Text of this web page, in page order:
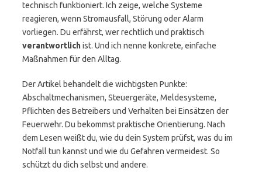
technisch funktioniert. Ich zeige, welche Systeme
reagieren, wenn Stromausfall, Störung oder Alarm
vorliegen. Du erfährst, wer rechtlich und praktisch
verantwortlichist. Und ich nenne konkrete, einfache
Maßnahmen für den Alltag.
Der Artikel behandelt die wichtigsten Punkte:
Abschaltmechanismen, Steuergeräte, Meldesysteme,
Pflichten des Betreibers und Verhalten bei Einsätzen der
Feuerwehr. Du bekommst praktische Orientierung. Nach
dem Lesen weißt du, wie du dein System prüfst, was du im
Notfall tun kannst und wie du Gefahren vermeidest. So
schützt du dich selbst und andere.